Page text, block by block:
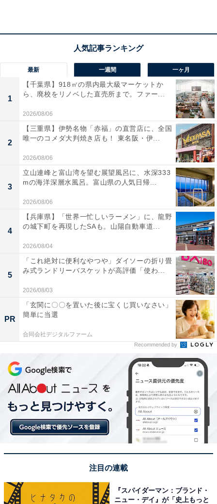
所在地：和歌山県西牟婁郡白浜町2762-5
交通手段：JR紀勢本線白浜駅よりタクシーで5分／白浜
1分／南紀白浜空港よりタクシーで10分／阪和自動車道
南紀田辺ICより車で20分
料金
大人1名（参考価格）：1万3200円
※料金は公式Webサイト参考価格
※プラン・部屋により価格は変動します
チェックイン・チェックアウト
チェックイン：15:00
チェックアウト：11:00
※プランにより時間が異なる可能性があります
あわせて読みたい
【白浜温泉の人気ホテル】「源泉かけ流し湯
「インフィニート ホテル＆スパ 南紀白浜」は空と
最新 一週間 一ヶ月
1
【千葉県】918㎡の県内最大級マーケットか
ら、廃校をリノベした直売所まで。ファー...
2026/08/06
2
【三重県】伊勢名物「赤福」の直営店に、全国
唯一のコメダ大判焼き店も！ 東名阪・伊...
2026/08/06
3
立山連峰と富山湾を望む展望風呂に、水深333
mの海洋深層水風呂。富山県の人気日帰...
2026/08/06
4
【兵庫県】「世界一忙しいラーメン」に、龍野
の城下町を再現したSAも。山陽自動車道...
2026/08/04
5
「これ絶対に便利なやつや」ダイソーの折り畳
み式ランドリーバスケットが高評価「使わ...
2026/08/03
PR
「玄関に〇〇を置いた後に宝くじ買いなさい」
簡単に当選
合同会社デジタルファーム
Recommended by
注目の連載
『スパイダーマン：ブランド・
ニュー・デイ』が「史上もっと